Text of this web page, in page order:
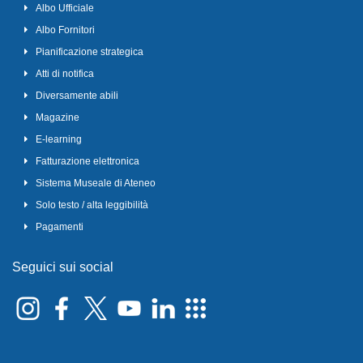
Albo Ufficiale
Albo Fornitori
Pianificazione strategica
Atti di notifica
Diversamente abili
Magazine
E-learning
Fatturazione elettronica
Sistema Museale di Ateneo
Solo testo / alta leggibilità
Pagamenti
Seguici sui social